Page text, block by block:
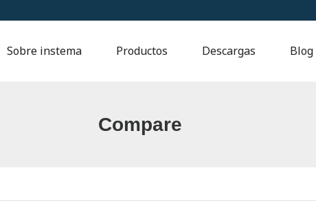
Sobre instema Productos Descargas Blog
Compare